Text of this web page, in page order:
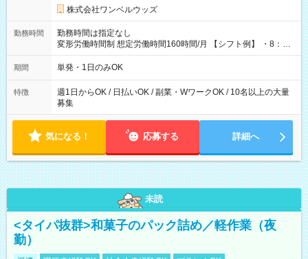
株式会社ワンベルウッズ
勤務時間
勤務時間は指定なし
変形労働時間制 想定労働時間160時間/月 【シフト例】 ・8：00
～21：00
期間 単発・1日のみOK
特徴
週1日からOK / 日払いOK / 副業・WワークOK / 10名以上の大量
募集
気になる！ 応募する 詳細へ
未読
<タイパ抜群>和菓子のパック詰め／軽作業（夜
勤）